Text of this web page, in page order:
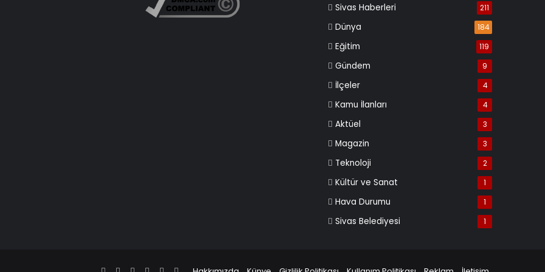
Sivas Haberleri 211
Dünya 184
Eğitim 119
Gündem 9
İlçeler 4
Kamu İlanları 4
Aktüel 3
Magazin 3
Teknoloji 2
Kültür ve Sanat 1
Hava Durumu 1
Sivas Belediyesi 1